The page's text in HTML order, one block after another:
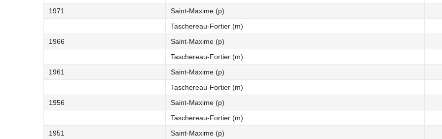
1971
Saint-Maxime (p)
Taschereau-Fortier (m)
1966
Saint-Maxime (p)
Taschereau-Fortier (m)
1961
Saint-Maxime (p)
Taschereau-Fortier (m)
1956
Saint-Maxime (p)
Taschereau-Fortier (m)
1951
Saint-Maxime (p)